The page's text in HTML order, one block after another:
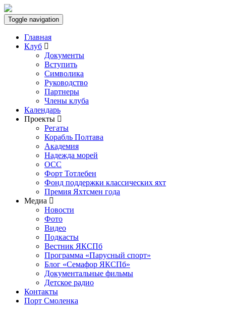
Toggle navigation
Главная
Клуб
Документы
Вступить
Символика
Руководство
Партнеры
Члены клуба
Календарь
Проекты
Регаты
Корабль Полтава
Академия
Надежда морей
ОСС
Форт Тотлебен
Фонд поддержки классических яхт
Премия Яхтсмен года
Медиа
Новости
Фото
Видео
Подкасты
Вестник ЯКСПб
Программа «Парусный спорт»
Блог «Семафор ЯКСПб»
Документальные фильмы
Детское радио
Контакты
Порт Смоленка